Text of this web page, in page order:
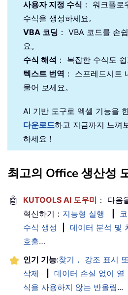
사용자 지정 수식 ： 워크플
수식을 생성하세요。
VBA 코딩 ： VBA 코드를 손
요。
수식 해석 ： 복잡한 수식도
텍스트 번역 ： 스프레드시트
물어 보세요。
AI 기반 도구로 엑셀 기능을
다운로드하고 지금까지 느껴
하세요！
최고의 Office 생산성
🤖 KUTOOLS AI 도우미 ： 다음
혁신하기： 지능형 실행
수식 생성
데이터 분석 및
호출…
인기 기능:찾기， 강조 표시
삭제
데이터 손실 없이 열
식을 사용하지 않는 반올림...